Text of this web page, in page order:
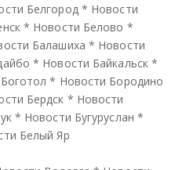
Белгород * Новости
* Новости Белово *
Балашиха * Новости
* Новости Байкальск *
* Новости Бородино
Бердск * Новости
* Новости Бугуруслан *
Белый Яр